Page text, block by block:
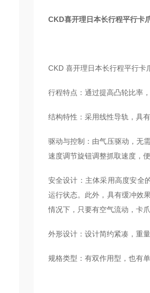
CKD喜开理日本长行程平行卡
CKD 喜开理日本长行程平行卡
行程特点：通过提高凸轮比率
结构特性：采用线性导轨，具
驱动与控制：由气压驱动，无
速度调节旋钮调整抓取速度，
安全设计：主体采用高度安全
运行状态。此外，具有缓冲效
情况下，只要有空气流动，卡
外形设计：设计简约紧凑，重
规格类型：有双作用型，也有